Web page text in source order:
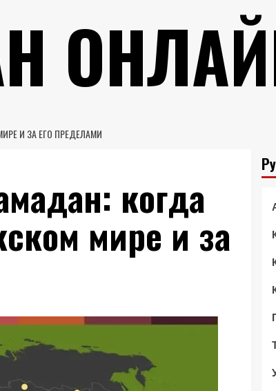
И ЗА ЕГО ПРЕДЕЛАМИ
когда
мире и за